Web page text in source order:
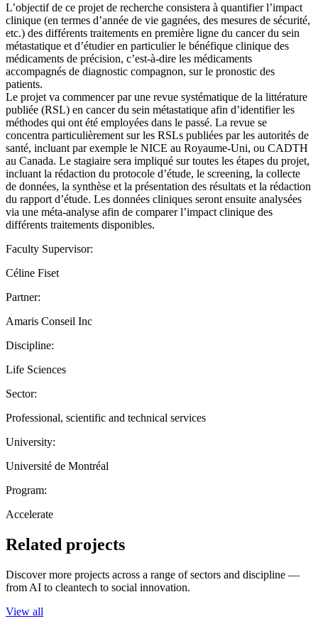
L’objectif de ce projet de recherche consistera à quantifier l’impact
clinique (en termes d’année de vie gagnées, des mesures de sécurité,
etc.) des différents traitements en première ligne du cancer du sein
métastatique et d’étudier en particulier le bénéfique clinique des
médicaments de précision, c’est-à-dire les médicaments
accompagnés de diagnostic compagnon, sur le pronostic des
patients.
Le projet va commencer par une revue systématique de la littérature
publiée (RSL) en cancer du sein métastatique afin d’identifier les
méthodes qui ont été employées dans le passé. La revue se
concentra particulièrement sur les RSLs publiées par les autorités de
santé, incluant par exemple le NICE au Royaume-Uni, ou CADTH
au Canada. Le stagiaire sera impliqué sur toutes les étapes du projet,
incluant la rédaction du protocole d’étude, le screening, la collecte
de données, la synthèse et la présentation des résultats et la rédaction
du rapport d’étude. Les données cliniques seront ensuite analysées
via une méta-analyse afin de comparer l’impact clinique des
différents traitements disponibles.
Faculty Supervisor:
Céline Fiset
Partner:
Amaris Conseil Inc
Discipline:
Life Sciences
Sector:
Professional, scientific and technical services
University:
Université de Montréal
Program:
Accelerate
Related projects
Discover more projects across a range of sectors and discipline —
from AI to cleantech to social innovation.
View all